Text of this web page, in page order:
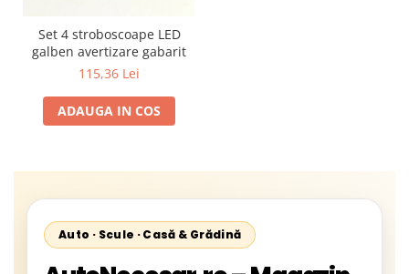
Set 4 stroboscoape LED
galben avertizare gabarit
115,36 Lei
ADAUGA IN COS
Auto · Scule · Casă & Grădină